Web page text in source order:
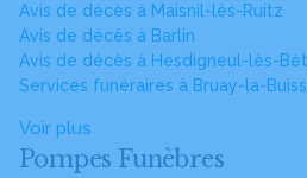
Avis de décès à Maisnil-lès-Ruitz
Avis de décès à Barlin
Avis de décès à Hesdigneul-lès-
Services funéraires à Bruay-la-
Voir plus
Pompes Funèbres